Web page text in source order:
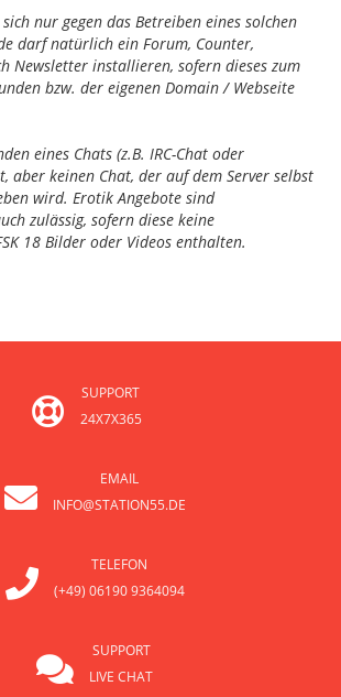
nur gegen das Betreiben eines solchen
darf natürlich ein Forum, Counter,
Newsletter installieren, sofern dieses zum
bzw. der eigenen Domain / Webseite
eines Chats (z.B. IRC-Chat oder
aber keinen Chat, der auf dem Server selbst
wird. Erotik Angebote sind
zulässig, sofern diese keine
18 Bilder oder Videos enthalten.
SUPPORT
24X7X365
EMAIL
INFO@STATION55.DE
TELEFON
(+49) 06190 9364094
SUPPORT
LIVE CHAT